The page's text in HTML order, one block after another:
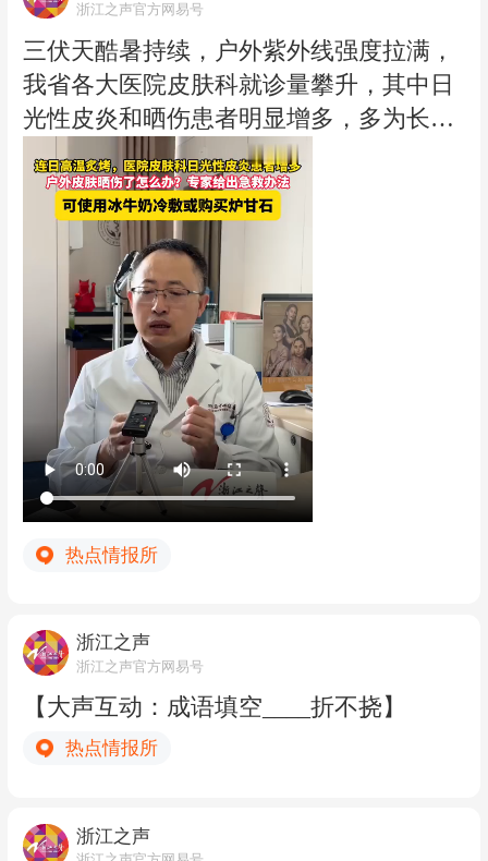
浙江之声官方网易号
三伏天酷暑持续，户外紫外线强度拉满，
我省各大医院皮肤科就诊量攀升，其中日
光性皮炎和晒伤患者明显增多，多为长时
间外出、未做好防晒的市民。皮肤晒伤该
怎么处理？浙江省中山医院美容皮肤科副
主任殷红武给出急救办法。（浙江之声记
者吴迪，实习生汤文西）
热点情报所
浙江之声
浙江之声官方网易号
【大声互动：成语填空____折不挠】
热点情报所
浙江之声